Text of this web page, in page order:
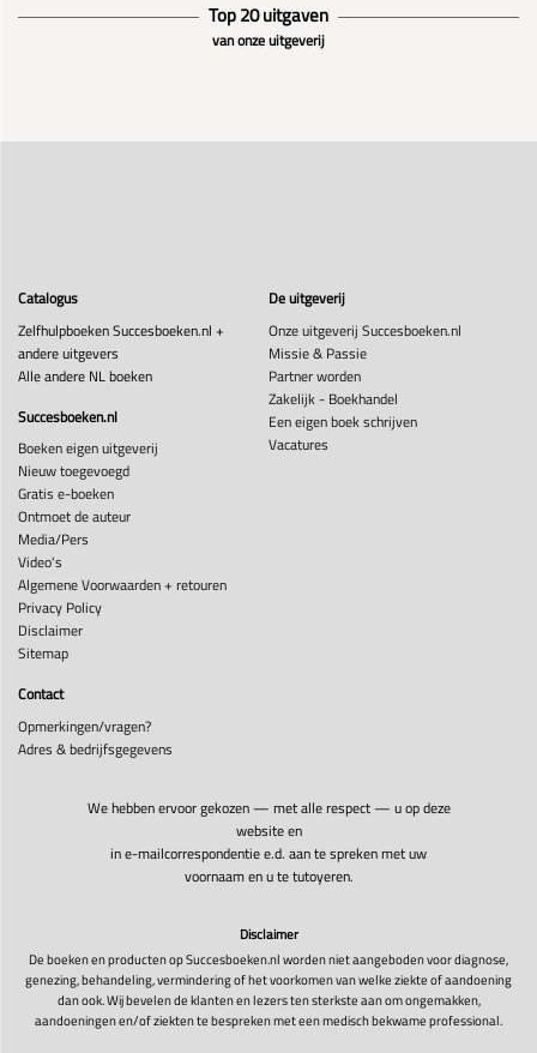
Top 20 uitgaven
van onze uitgeverij
Catalogus
Zelfhulpboeken Succesboeken.nl +
andere uitgevers
Alle andere NL boeken
Succesboeken.nl
Boeken eigen uitgeverij
Nieuw toegevoegd
Gratis e-boeken
Ontmoet de auteur
Media/Pers
Video's
Algemene Voorwaarden + retouren
Privacy Policy
Disclaimer
Sitemap
De uitgeverij
Onze uitgeverij Succesboeken.nl
Missie & Passie
Partner worden
Zakelijk - Boekhandel
Een eigen boek schrijven
Vacatures
Contact
Opmerkingen/vragen?
Adres & bedrijfsgegevens
We hebben ervoor gekozen — met alle respect — u op deze
website en
in e-mailcorrespondentie e.d. aan te spreken met uw
voornaam en u te tutoyeren.
Disclaimer
De boeken en producten op Succesboeken.nl worden niet aangeboden voor diagnose,
genezing, behandeling, vermindering of het voorkomen van welke ziekte of aandoening
dan ook. Wij bevelen de klanten en lezers ten sterkste aan om ongemakken,
aandoeningen en/of ziekten te bespreken met een medisch bekwame professional.